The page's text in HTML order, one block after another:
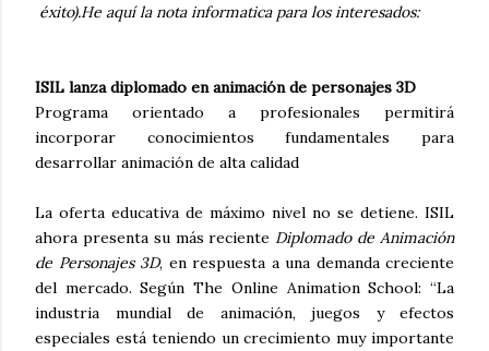
éxito).He aquí la nota informatica para los interesados:
ISIL lanza diplomado en animación de personajes 3D
Programa orientado a profesionales permitirá
incorporar conocimientos fundamentales para
desarrollar animación de alta calidad
La oferta educativa de máximo nivel no se detiene. ISIL
ahora presenta su más reciente Diplomado de Animación
de Personajes 3D, en respuesta a una demanda creciente
del mercado. Según The Online Animation School: “La
industria mundial de animación, juegos y efectos
especiales está teniendo un crecimiento muy importante